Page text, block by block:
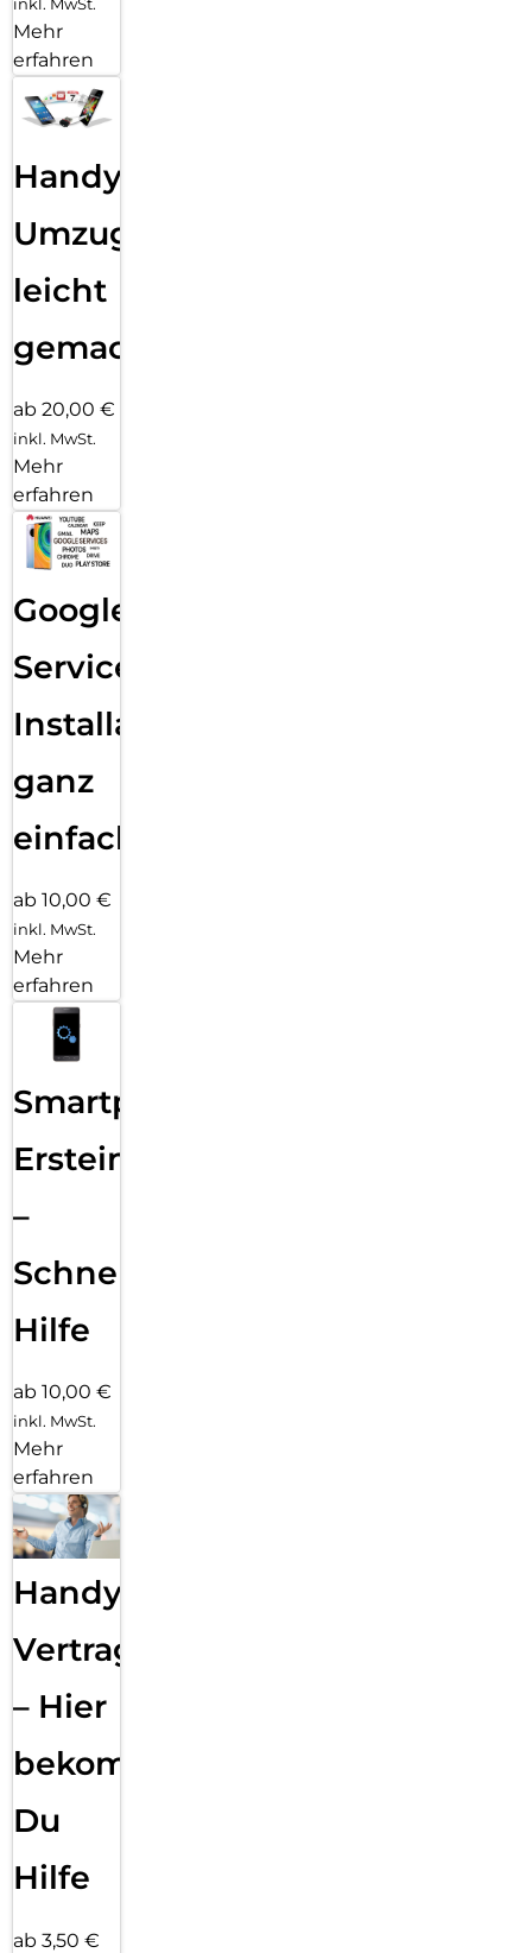
inkl. MwSt.
Mehr
erfahren
Handy
Umzug
leicht
gemacht!
ab 20,00 €
inkl. MwSt.
Mehr
erfahren
Google
Services
Installation
ganz
einfach
ab 10,00 €
inkl. MwSt.
Mehr
erfahren
Smartphone
Ersteinrichtung
–
Schnelle
Hilfe
ab 10,00 €
inkl. MwSt.
Mehr
erfahren
Handy
Vertragsabwicklung
– Hier
bekommst
Du
Hilfe
ab 3,50 €